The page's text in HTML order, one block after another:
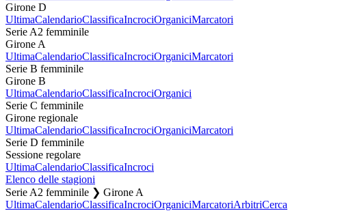
Girone D
UltimaCalendarioClassificaIncrociOrganiciMarcatori
Serie A2 femminile
Girone A
UltimaCalendarioClassificaIncrociOrganiciMarcatori
Serie B femminile
Girone B
UltimaCalendarioClassificaIncrociOrganici
Serie C femminile
Girone regionale
UltimaCalendarioClassificaIncrociOrganiciMarcatori
Serie D femminile
Sessione regolare
UltimaCalendarioClassificaIncroci
Elenco delle stagioni
Serie A2 femminile ❯ Girone A
UltimaCalendarioClassificaIncrociOrganiciMarcatoriArbitriCerca